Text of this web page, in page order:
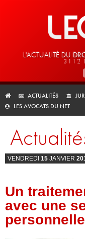
L'ACTUALITÉ DU
3112
ACTUALITÉS
LES AVOCATS DU NET
VENDREDI 15 JANVIER
Un
avec une
personnelle